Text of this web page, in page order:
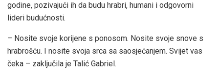
godine, pozivajući ih da budu hrabri, humani i odgovorni
lideri budućnosti.
– Nosite svoje korijene s ponosom. Nosite svoje snove s
hrabrošću. I nosite svoja srca sa saosjećanjem. Svijet vas
čeka – zaključila je Talić Gabriel.